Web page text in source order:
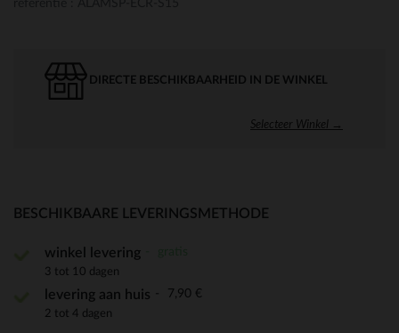
DIRECTE BESCHIKBAARHEID IN DE WINKEL
Selecteer Winkel →
BESCHIKBAARE LEVERINGSMETHODE
winkel levering
3 tot 10 dagen
levering aan huis 7,90 €
2 tot 4 dagen